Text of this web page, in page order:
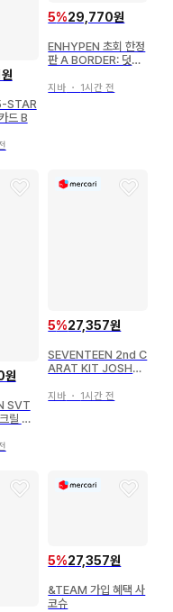
STAR
드 B
5%29,770원
ENHYPEN 초회 한정
판 A BORDER: 덧없
지바 ・ 1시간 전
SVT
릴 스
5%27,357원
SEVENTEEN 2nd C
ARAT KIT JOSHU
지바 ・ 1시간 전
5%27,357원
&TEAM 가입 혜택 사
코슈